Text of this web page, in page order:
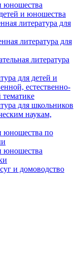
юношества
и юношества
литература для
литература для
литература
для детей и
естественно-
тематике
для школьников
наукам,
юношества по
юношества
и домоводство